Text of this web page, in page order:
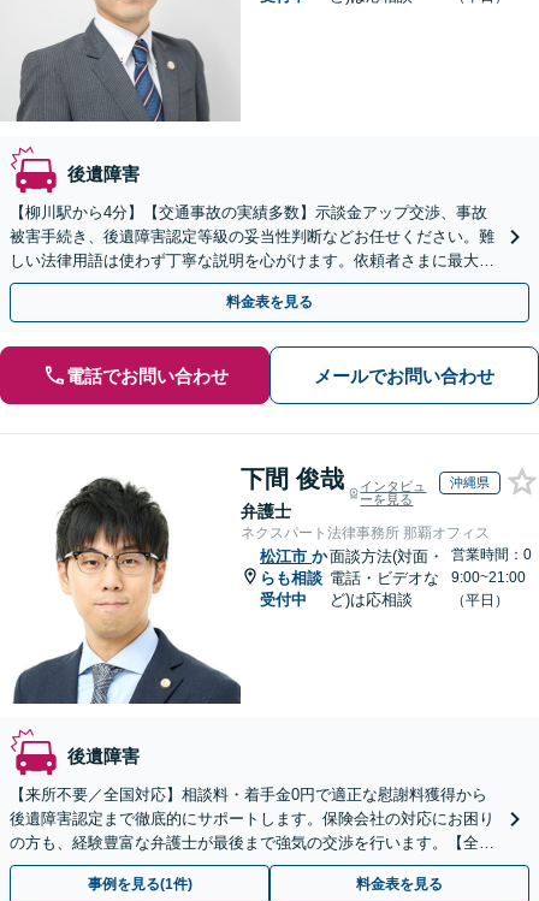
後遺障害
【柳川駅から4分】【交通事故の実績多数】示談金アップ交渉、事故
被害手続き、後遺障害認定等級の妥当性判断などお任せください。難
しい法律用語は使わず丁寧な説明を心がけます。依頼者さまに最大限
ご納得いただける解決策を提案します。【子連れ相談可】
料金表を見る
電話でお問い合わせ メールでお問い合わせ
下間 俊哉
弁護士
インタビュ
ーを見る
沖縄県
ネクスパート法律事務所 那覇オフィス
松江市 か
らも相談
受付中
面談方法(対面・
電話・ビデオな
ど)は応相談
営業時間：0
9:00~21:00
（平日）
後遺障害
【来所不要／全国対応】相談料・着手金0円で適正な慰謝料獲得から
後遺障害認定まで徹底的にサポートします。保険会社の対応にお困り
の方も、経験豊富な弁護士が最後まで強気の交渉を行います。【全国
13拠点】お気軽にご相談ください。
事例を見る(1件) 料金表を見る